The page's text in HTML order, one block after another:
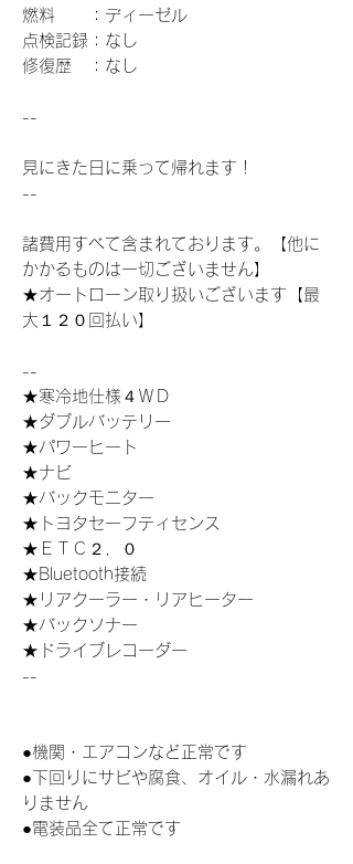
燃料 ：ディーゼル
点検記録：なし
修復歴 ：なし
--
見にきた日に乗って帰れます！
--
諸費用すべて含まれております。【他に
かかるものは一切ございません】
★オートローン取り扱いございます【最
大１２０回払い】
--
★寒冷地仕様４ＷＤ
★ダブルバッテリー
★パワーヒート
★ナビ
★バックモニター
★トヨタセーフティセンス
★ＥＴＣ２．０
★Bluetooth接続
★リアクーラー・リアヒーター
★バックソナー
★ドライブレコーダー
--
●機関・エアコンなど正常です
●下回りにサビや腐食、オイル・水漏れあ
りません
●電装品全て正常です